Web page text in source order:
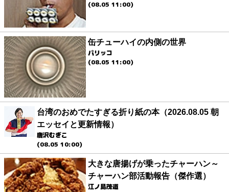
(08.05 11:00)
缶チューハイの内側の世界
パリッコ
(08.05 11:00)
台湾のおめでたすぎる折り紙の本（2026.08.05 朝
エッセイと更新情報）
唐沢むぎこ
(08.05 10:00)
大きな唐揚げが乗ったチャーハン～
チャーハン部活動報告（傑作選）
江ノ島茂道